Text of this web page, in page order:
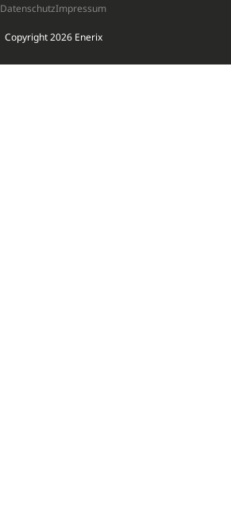
Copyright 2026 Enerix
DatenschutzImpressum